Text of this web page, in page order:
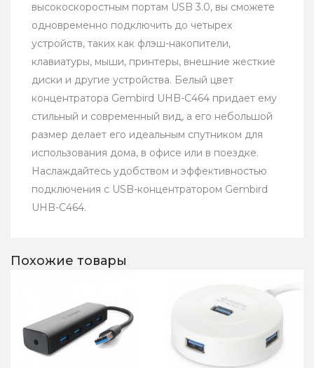
высокоскоростным портам USB 3.0, вы сможете
одновременно подключить до четырех
устройств, таких как флэш-накопители,
клавиатуры, мыши, принтеры, внешние жесткие
диски и другие устройства. Белый цвет
концентратора Gembird UHB-C464 придает ему
стильный и современный вид, а его небольшой
размер делает его идеальным спутником для
использования дома, в офисе или в поездке.
Наслаждайтесь удобством и эффективностью
подключения с USB-концентратором Gembird
UHB-C464.
Похожие товары